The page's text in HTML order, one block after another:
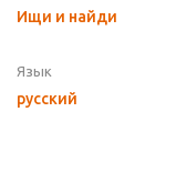
Ищи и найди
Язык
русский